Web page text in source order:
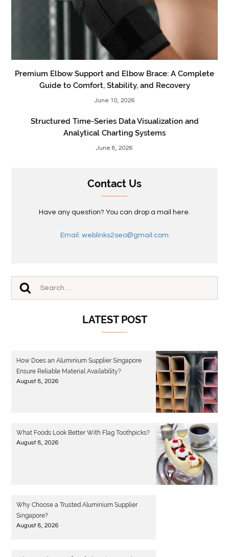
Premium Elbow Support and Elbow Brace: A Complete
Guide to Comfort, Stability, and Recovery
June 10, 2026
Structured Time-Series Data Visualization and
Analytical Charting Systems
June 8, 2026
Contact Us
Have any question? You can drop a mail here.
Email: weblinks2seo@gmail.com
LATEST POST
How Does an Aluminium Supplier Singapore
Ensure Reliable Material Availability?
August 8, 2026
What Foods Look Better With Flag Toothpicks?
August 8, 2026
Why Choose a Trusted Aluminium Supplier
Singapore?
August 8, 2026